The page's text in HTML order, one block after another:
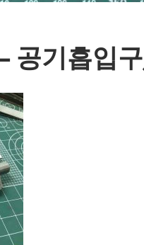
공기흡입